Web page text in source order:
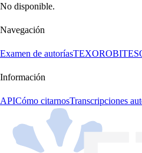
No disponible.
Navegación
Examen de autoríasTEXORO
Información
APICómo citarnosTranscripciones